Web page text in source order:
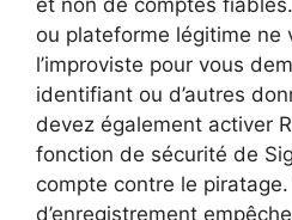
et non de comptes
ou plateforme légitime ne
l’improviste pour vous
identifiant ou d’autres
devez également activer
fonction de sécurité de
compte contre le
d’enregistrement